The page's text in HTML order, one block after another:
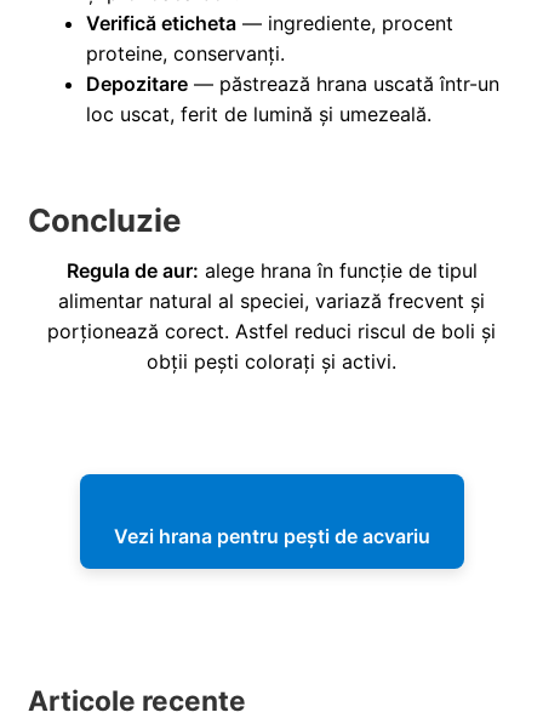
Verifică eticheta— ingrediente, procent
proteine, conservanți.
Depozitare— păstrează hrana uscată într-un
loc uscat, ferit de lumină și umezeală.
Concluzie
Regula de aur: alege hrana în funcție de tipul
alimentar natural al speciei, variază frecvent și
porționează corect. Astfel reduci riscul de boli și
obții pești colorați și activi.
Vezi hrana pentru pești de acvariu
Articole recente